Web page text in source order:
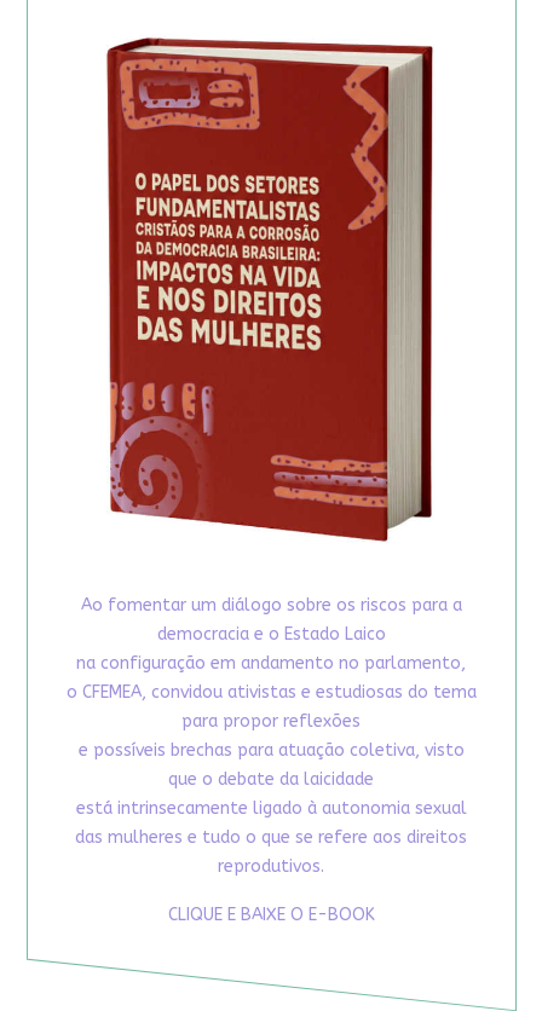
Ao fomentar um diálogo sobre os riscos para a
democracia e o Estado Laico
na configuração em andamento no parlamento,
o CFEMEA, convidou ativistas e estudiosas do tema
para propor reflexões
e possíveis brechas para atuação coletiva, visto
que o debate da laicidade
está intrinsecamente ligado à autonomia sexual
das mulheres e tudo o que se refere aos direitos
reprodutivos.
CLIQUE E BAIXE O E-BOOK